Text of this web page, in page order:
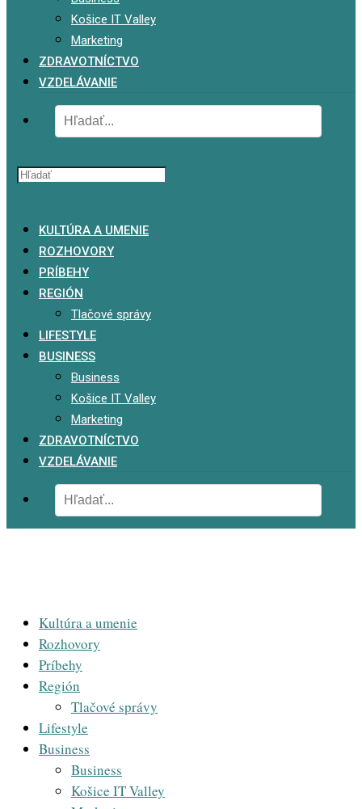
Košice IT Valley
Marketing
ZDRAVOTNÍCTVO
VZDELÁVANIE
KULTÚRA A UMENIE
ROZHOVORY
PRÍBEHY
REGIÓN
Tlačové správy
LIFESTYLE
BUSINESS
Business
Košice IT Valley
Marketing
ZDRAVOTNÍCTVO
VZDELÁVANIE
Kultúra a umenie
Rozhovory
Príbehy
Región
Tlačové správy
Lifestyle
Business
Business
Košice IT Valley